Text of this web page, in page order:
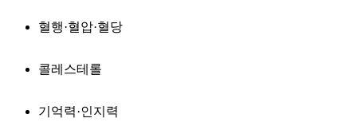
혈행·혈압·혈당
콜레스테롤
기억력·인지력